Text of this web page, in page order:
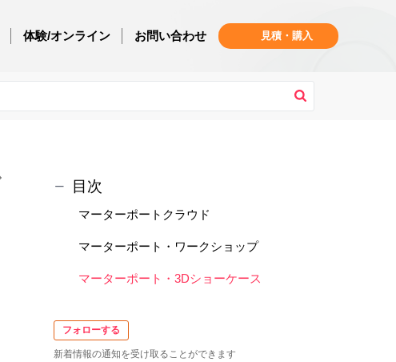
体験/オンライン お問い合わせ 見積・購入
目次
マーターポートクラウド
マーターポート・ワークショップ
マーターポート・3Dショーケース
フォローする
新着情報の通知を受け取ることができます